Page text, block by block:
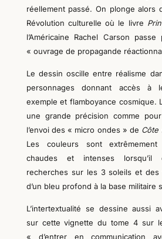
réellement passé. On plonge alors
Révolution culturelle où le livre
l’Américaine Rachel Carson
« ouvrage de propagande
Le dessin oscille entre réalisme
personnages donnant accès à
exempleetflamboyance cosmique.
une grande précision comme
l’envoi des « micro ondes » de Côte
Les couleurs sont extrêmement
chaudes et intenses
recherches sur les 3 soleils et des
d’un bleu profond à la base militaire
L’intertextualité se dessine aussi
sur cette vignette du tome 4 sur
« d’entrer en communication